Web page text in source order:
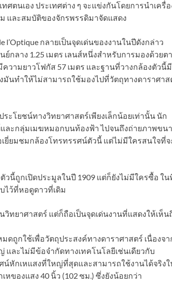
ตนเอง ประเทศต่าง ๆ จะแข่งกันโดยการนำเครื่อ
และสมบัติของจักรพรรดิมาจัดแสดง
l’Optique กลายเป็นจุดเด่นของงานในปีดังกล่าว
ลาง 1.25 เมตร เลนส์หนึ่งสำหรับการมองด้วยต
วามยาวโฟกัส 57 เมตร และฐานที่วางกล้องตัวนี้
นทำให้ไม่สามารถใช้มองไปที่วัตถุทางดาราศาส
ะโยชน์ทางวิทยาศาสตร์เพียงเล็กน้อยเท่านั้น นัก
ละกลุ่มเมฆหมอกบนท้องฟ้า ไปจนถึงถ่ายภาพขน
ยี่ยมชมกล้องโทรทรรศน์ตัวนี้ แต่ไม่มีใครสนใจที่
นี้ถูกเปิดประมูลในปี 1909 แต่ก็ยังไม่มีใครซื้อ ใ
ไว้ที่หอดูดาวที่เดิม
ทยาศาสตร์ แต่ก็ถือเป็นจุดเด่นงานที่แสดงให้เห็น
ถูกใช้เพื่อวัตถุประสงค์ทางดาราศาสตร์ เนื่องจา
ละไม่มีข้อจำกัดทางเทคโนโลยีเช่นเดียวกับ
หักเหแสงที่ใหญ่ที่สุดและสามารถใช้งานได้จริง
หของแสง 40 นิ้ว (102 ซม.) ซึ่งยังน้อยกว่า